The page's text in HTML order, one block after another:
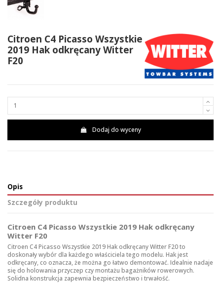
Citroen C4 Picasso Wszystkie
2019 Hak odkręcany Witter
F20
Dodaj do wyceny
Opis
Szczegóły produktu
Citroen C4 Picasso Wszystkie 2019 Hak odkręcany
Witter F20
Citroen C4 Picasso Wszystkie 2019 Hak odkręcany Witter F20 to
doskonały wybór dla każdego właściciela tego modelu. Hak jest
odkręcany, co oznacza, że można go łatwo demontować. Idealnie nadaje
się do holowania przyczep czy montażu bagażników rowerowych.
Solidna konstrukcja zapewnia bezpieczeństwo i trwałość.